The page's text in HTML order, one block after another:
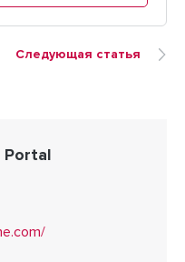
Следующая статья